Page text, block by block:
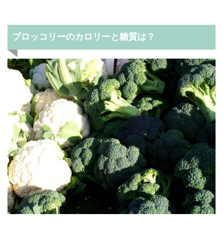
ブロッコリーのカロリーと糖質は？